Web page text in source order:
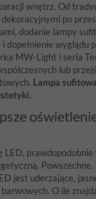
wnętrz. Od
po
dodanie lampy
dopełnienie wyglądu
MW-Light i seria
lub
Lampa
LED, prawdopodobnie
Powszechne,
jest uderzające,
O ile